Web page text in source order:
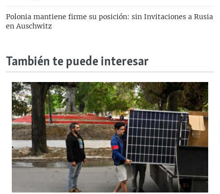
Polonia mantiene firme su posición: sin Invitaciones a Rusia
en Auschwitz
También te puede interesar